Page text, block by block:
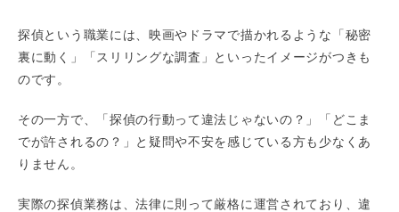
探偵という職業には、映画やドラマで描かれるような「秘密
裏に動く」「スリリングな調査」といったイメージがつきも
のです。
その一方で、「探偵の行動って違法じゃないの？」「どこま
でが許されるの？」と疑問や不安を感じている方も少なくあ
りません。
実際の探偵業務は、法律に則って厳格に運営されており、違